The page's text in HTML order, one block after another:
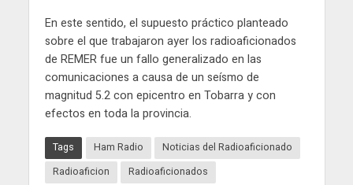
En este sentido, el supuesto práctico planteado
sobre el que trabajaron ayer los radioaficionados
de REMER fue un fallo generalizado en las
comunicaciones a causa de un seísmo de
magnitud 5.2 con epicentro en Tobarra y con
efectos en toda la provincia.
Tags Ham Radio
Noticias del Radioaficionado
Radioaficion
Radioaficionados